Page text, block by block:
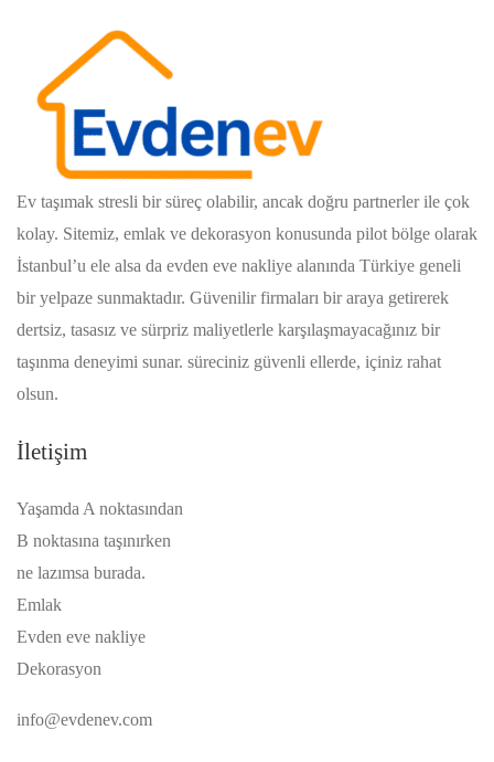
Ev taşımak stresli bir süreç olabilir, ancak doğru partnerler ile çok
kolay. Sitemiz, emlak ve dekorasyon konusunda pilot bölge olarak
İstanbul’u ele alsa da evden eve nakliye alanında Türkiye geneli
bir yelpaze sunmaktadır. Güvenilir firmaları bir araya getirerek
dertsiz, tasasız ve sürpriz maliyetlerle karşılaşmayacağınız bir
taşınma deneyimi sunar. süreciniz güvenli ellerde, içiniz rahat
olsun.
İletişim
Yaşamda A noktasından
B noktasına taşınırken
ne lazımsa burada.
Emlak
Evden eve nakliye
Dekorasyon
info@evdenev.com